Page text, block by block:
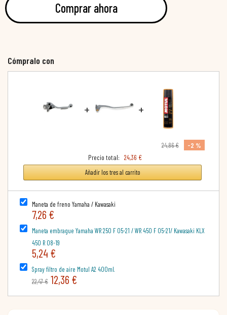
Comprar ahora
Cómpralo con
+ +
24,86 €
-2 %
Precio total: 24,36 €
Añadir los tres al carrito
Maneta de freno Yamaha / Kawasaki
7,26 €
Maneta embrague Yamaha WR 250 F 05-21 / WR 450 F 05-21/ Kawasaki KLX
450 R 08-19
5,24 €
Spray filtro de aire Motul A2 400ml.
22,47 € 12,36 €